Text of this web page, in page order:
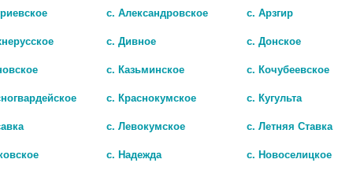
БИО АГЛФ №33
цена: 393 руб.
БИО АГЛФ №41г.
БИО АГЛФ №88 г.
цена: 393 руб.
А
МБРОКСОЛ АЛЬФАКТИВ 30МГ. №50 ТАБЛ
нет в наличии
с. Александровское
с. Арзгир
с. Дивное
с. Донское
с. Казьминское
с. Кочубеевское
с. Краснокумское
с. Кугульта
с. Левокумское
с. Летняя Ставка
с. Надежда
с. Новоселицкое